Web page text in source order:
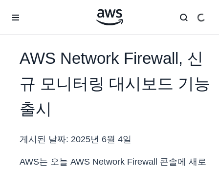
AWS Network Firewall, 신
규 모니터링 대시보드 기능
출시
게시된 날짜: 2025년 6월 4일
AWS는 오늘 AWS Network Firewall 콘솔에 새로